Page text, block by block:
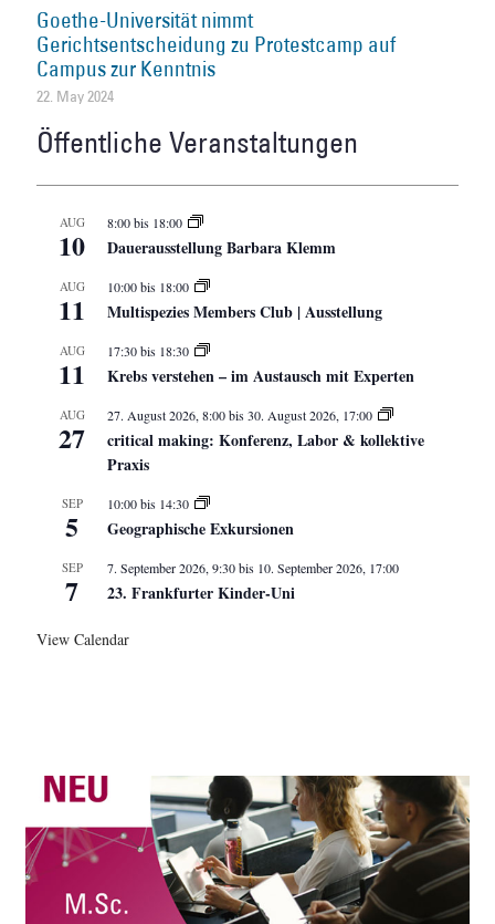
Goethe-Universität nimmt
Gerichtsentscheidung zu Protestcamp auf
Campus zur Kenntnis
22. May 2024
Öffentliche Veranstaltungen
AUG
10
8:00bis 18:00
Dauerausstellung Barbara Klemm
AUG
11
10:00bis 18:00
Multispezies Members Club | Ausstellung
AUG
11
17:30bis 18:30
Krebs verstehen – im Austausch mit Experten
AUG
27
27. August 2026, 8:00bis30. August 2026, 17:00
critical making: Konferenz, Labor & kollektive
Praxis
SEP
5
10:00bis 14:30
Geographische Exkursionen
SEP
7
7. September 2026, 9:30bis 10. September 2026, 17:00
23. Frankfurter Kinder-Uni
View Calendar